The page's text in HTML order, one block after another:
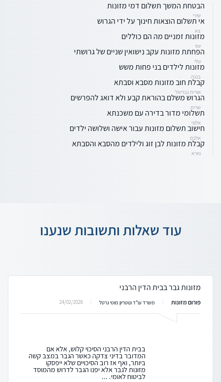
הבטחת המשך תשלום דמי מזונות
שירי
אי תשלום הוצאות חינוך על ידי הגרוש
צא
מזונות זמניים מה הם כוללים
יוסי
הפחתת מזונות עקב נישואין שניים של גרושתי
טלי
מזונות לילדים בני פחות משש
בננה
קבלת חוב מזונות מסבא וסבתא
אורית גבריאל
הגרוש משלם בהוראת קבע ולא דואג להפרשים
שרית
תשלומי מדור בדירה עם משכנתא
אלוני
חישוב תשלום מזונות עבור אישה ושלושה ילדים
אלכס
קבלת מזונות לבן זוג ולילדים מהסבא והסבתא
גיורא
עוד שאלות ותשובות שנענו
מזונות גבר בבית הדין הרבני
פורום מזונות משרד עו"ד ונוטריון מוטי גרטל 24/02/2026
בבית הדין הרבני הסיכוי קלוש, אלא אם
המדובר בדיני צדקה כאשר הגבר במצב קשה
ביותר, ואף אז רוב הסיכויים שלא ייפסקו
מזונות לגבר אלא יפנו הגבר לדרוש מהמוסד
לביטוח לאומי. ...